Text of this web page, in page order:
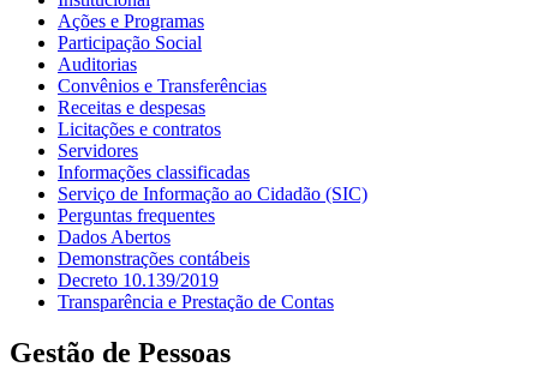
Ações e Programas
Participação Social
Auditorias
Convênios e Transferências
Receitas e despesas
Licitações e contratos
Servidores
Informações classificadas
Serviço de Informação ao Cidadão (SIC)
Perguntas frequentes
Dados Abertos
Demonstrações contábeis
Decreto 10.139/2019
Transparência e Prestação de Contas
Gestão de Pessoas